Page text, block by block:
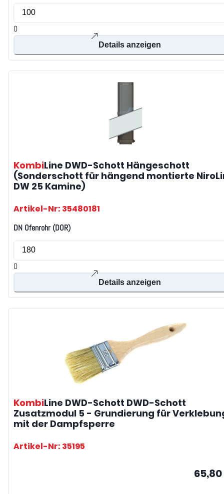
0
Details anzeigen
KombiLine DWD-Schott Hängeschott
(Sonderschott für hängend montierte
DW 25 Kamine)
Artikel-Nr: 35480181
DN Ofenrohr (DOR)
0
Details anzeigen
KombiLine DWD-Schott DWD-Schott
Zusatzmodul 5 - Grundierung für
mit der Dampfsperre
Artikel-Nr: 35195